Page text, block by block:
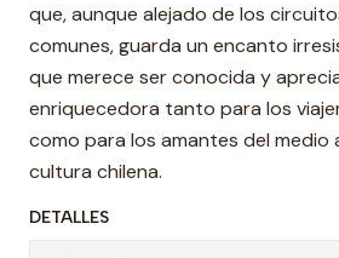
que, aunque alejado de los
comunes, guarda un encanto
que merece ser conocida y
enriquecedora tanto para los
como para los amantes del medio
cultura chilena.
DETALLES